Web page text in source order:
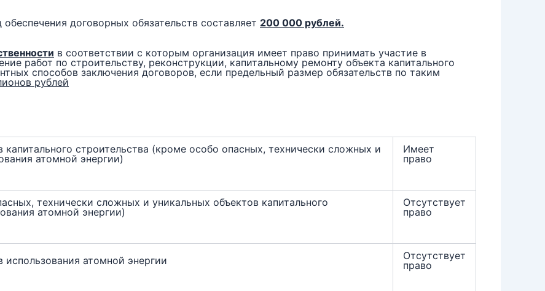
договорных обязательств составляет 200 000 рублей.
в соответствии с которым организация имеет право принимать участие в
работ по строительству, реконструкции, капитальному ремонту объекта капитального
способов заключения договоров, если предельный размер обязательств по таким
рублей
строительства (кроме особо опасных, технически сложных и
атомной энергии)
Имеет
право
технически сложных и уникальных объектов капитального
атомной энергии)
Отсутствует
право
атомной энергии
Отсутствует
право